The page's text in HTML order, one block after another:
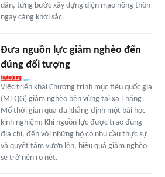
dân, từng bước xây dựng diện mạo nông thôn
ngày càng khởi sắc.
Đưa nguồn lực giảm nghèo đến
đúng đối tượng
Việc triển khai Chương trình mục tiêu quốc gia
(MTQG) giảm nghèo bền vững tại xã Thắng
Mố thời gian qua đã khẳng định một bài học
kinh nghiệm: Khi nguồn lực được trao đúng
địa chỉ, đến với những hộ có nhu cầu thực sự
và quyết tâm vươn lên, hiệu quả giảm nghèo
sẽ trở nên rõ nét.